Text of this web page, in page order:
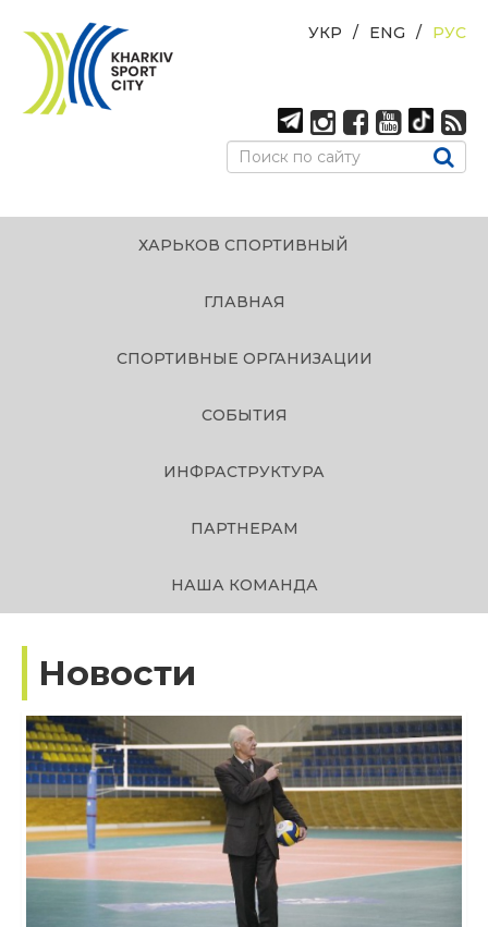
РУС
ENG
УКР
ХАРЬКОВ СПОРТИВНЫЙ
ГЛАВНАЯ
СПОРТИВНЫЕ ОРГАНИЗАЦИИ
СОБЫТИЯ
ИНФРАСТРУКТУРА
ПАРТНЕРАМ
НАША КОМАНДА
Новости